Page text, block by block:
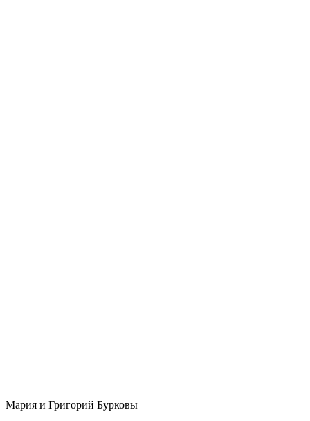
Мария и Григорий Бурковы